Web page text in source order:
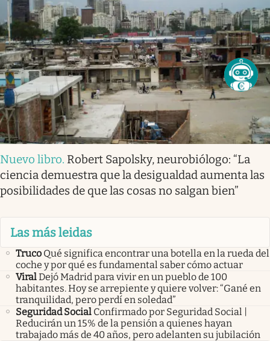
Nuevo libro. Robert Sapolsky, neurobiólogo: “La
ciencia demuestra que la desigualdad aumenta las
posibilidades de que las cosas no salgan bien”
Las más leidas
Truco Qué significa encontrar una botella en la rueda del
coche y por qué es fundamental saber cómo actuar
ViralDejó Madrid para vivir en un pueblo de 100
habitantes. Hoy se arrepiente y quiere volver: “Gané en
tranquilidad, pero perdí en soledad”
Seguridad Social Confirmado por Seguridad Social |
Reducirán un 15% de la pensión a quienes hayan
trabajado más de 40 años, pero adelanten su jubilación